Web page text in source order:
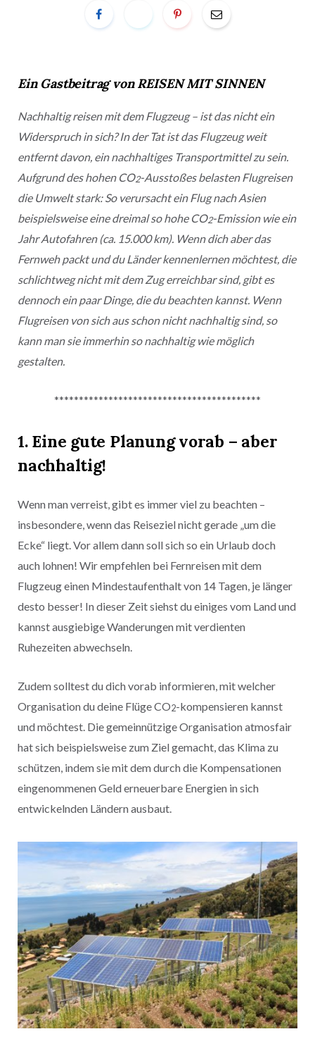
Ein Gastbeitrag von REISEN MIT SINNEN
Nachhaltig reisen mit dem Flugzeug – ist das nicht ein
Widerspruch in sich? In der Tat ist das Flugzeug weit
entfernt davon, ein nachhaltiges Transportmittel zu sein.
Aufgrund des hohen CO2-Ausstoßes belasten Flugreisen
die Umwelt stark: So verursacht ein Flug nach Asien
beispielsweise eine dreimal so hohe CO2-Emission wie ein
Jahr Autofahren (ca. 15.000 km). Wenn dich aber das
Fernweh packt und du Länder kennenlernen möchtest, die
schlichtweg nicht mit dem Zug erreichbar sind, gibt es
dennoch ein paar Dinge, die du beachten kannst. Wenn
Flugreisen von sich aus schon nicht nachhaltig sind, so
kann man sie immerhin so nachhaltig wie möglich
gestalten.
******************************************
1. Eine gute Planung vorab – aber
nachhaltig!
Wenn man verreist, gibt es immer viel zu beachten –
insbesondere, wenn das Reiseziel nicht gerade „um die
Ecke“ liegt. Vor allem dann soll sich so ein Urlaub doch
auch lohnen! Wir empfehlen bei Fernreisen mit dem
Flugzeug einen Mindestaufenthalt von 14 Tagen, je länger
desto besser! In dieser Zeit siehst du einiges vom Land und
kannst ausgiebige Wanderungen mit verdienten
Ruhezeiten abwechseln.
Zudem solltest du dich vorab informieren, mit welcher
Organisation du deine Flüge CO2-kompensieren kannst
und möchtest. Die gemeinnützige Organisation atmosfair
hat sich beispielsweise zum Ziel gemacht, das Klima zu
schützen, indem sie mit dem durch die Kompensationen
eingenommenen Geld erneuerbare Energien in sich
entwickelnden Ländern ausbaut.